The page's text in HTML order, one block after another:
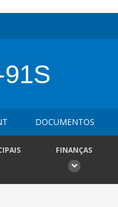
DOCUMENTOS
FINANÇAS